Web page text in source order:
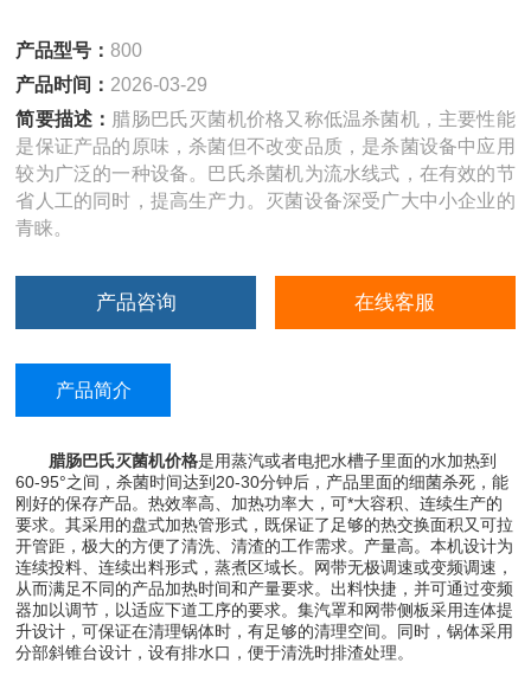
产品型号：800
产品时间： 2026-03-29
简要描述： 腊肠巴氏灭菌机价格又称低温杀菌机，主要性能
是保证产品的原味，杀菌但不改变品质，是杀菌设备中应用
较为广泛的一种设备。巴氏杀菌机为流水线式，在有效的节
省人工的同时，提高生产力。灭菌设备深受广大中小企业的
青睐。
产品咨询 在线客服
产品简介
腊肠巴氏灭菌机价格是用蒸汽或者电把水槽子里面的水加热到
60-95°之间，杀菌时间达到20-30分钟后，产品里面的细菌杀死，能
刚好的保存产品。热效率高、加热功率大，可*大容积、连续生产的
要求。其采用的盘式加热管形式，既保证了足够的热交换面积又可拉
开管距，极大的方便了清洗、清渣的工作需求。产量高。本机设计为
连续投料、连续出料形式，蒸煮区域长。网带无极调速或变频调速，
从而满足不同的产品加热时间和产量要求。出料快捷，并可通过变频
器加以调节，以适应下道工序的要求。集汽罩和网带侧板采用连体提
升设计，可保证在清理锅体时，有足够的清理空间。同时，锅体采用
分部斜锥台设计，设有排水口，便于清洗时排渣处理。